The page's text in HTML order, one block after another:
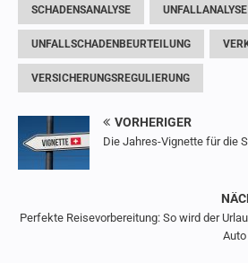
SCHADENSANALYSE UNFALLANALYSE
UNFALLSCHADENBEURTEILUNG
VERSICHERUNGSREGULIERUNG
VORHERIGER
Die Jahres-Vignette für die
Perfekte Reisevorbereitung: So wird der